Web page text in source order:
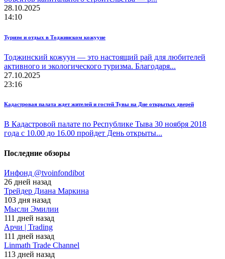
28.10.2025
14:10
Туризм и отдых в Тоджинском кожууне
Тоджинский кожуун — это настоящий рай для любителей
активного и экологического туризма. Благодаря...
27.10.2025
23:16
Кадастровая палата ждет жителей и гостей Тувы на Дне открытых дверей
В Кадастровой палате по Республике Тыва 30 ноября 2018
года с 10.00 до 16.00 пройдет День открыты...
Последние обзоры
Инфонд @tvoinfondibot
26 дней назад
Трейдер Диана Маркина
103 дня назад
Мысли Эмилии
111 дней назад
Арчи | Trading
111 дней назад
Linmath Trade Channel
113 дней назад